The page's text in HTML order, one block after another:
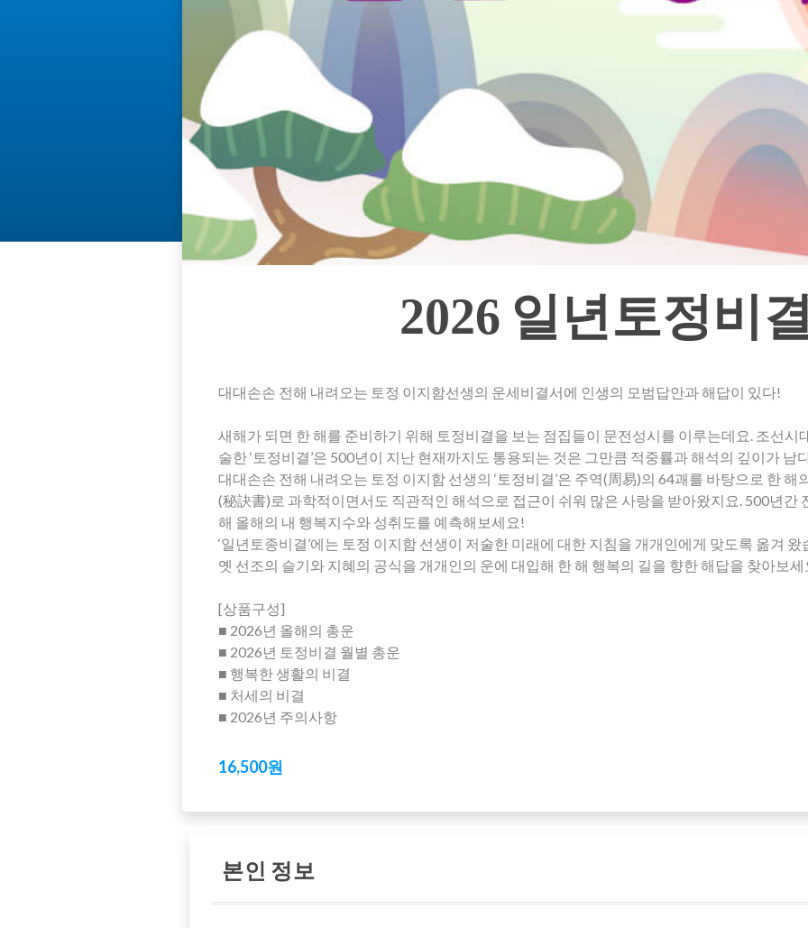
2026 일년토정비
대대손손 전해 내려오는 토정 이지함선생의 운세비결서에 인생의 모범답안과 해답이 있다!
새해가 되면 한 해를 준비하기 위해 토정비결을 보는 점집들이 문전성시를 이루는데요. 조선시
술한 ‘토정비결’은 500년이 지난 현재까지도 통용되는 것은 그만큼 적중률과 해석의 깊이가 남
대대손손 전해 내려오는 토정 이지함 선생의 ‘토정비결’은 주역(周易)의 64괘를 바탕으로 한 해
(秘訣書)로 과학적이면서도 직관적인 해석으로 접근이 쉬워 많은 사랑을 받아왔지요. 500년간
해 올해의 내 행복지수와 성취도를 예측해보세요!
‘일년토종비결’에는 토정 이지함 선생이 저술한 미래에 대한 지침을 개개인에게 맞도록 옮겨
옛 선조의 슬기와 지혜의 공식을 개개인의 운에 대입해 한 해 행복의 길을 향한 해답을 찾아보세
[상품구성]
■ 2026년 올해의 총운
■ 2026년 토정비결 월별 총운
■ 행복한 생활의 비결
■ 처세의 비결
■ 2026년 주의사항
16,500원
본인 정보